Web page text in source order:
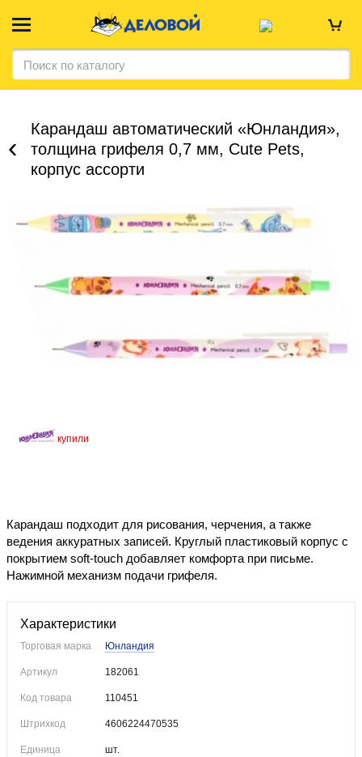
Карандаш автоматический «Юнландия»,
толщина грифеля 0,7 мм, Cute Pets,
корпус ассорти
Уже купили
Карандаш подходит для рисования, черчения, а также
ведения аккуратных записей. Круглый пластиковый корпус с
покрытием soft-touch добавляет комфорта при письме.
Нажимной механизм подачи грифеля.
Характеристики
Торговая марка Юнландия
Артикул 182061
Код товара 110451
Штрихкод 4606224470535
Единица
шт.